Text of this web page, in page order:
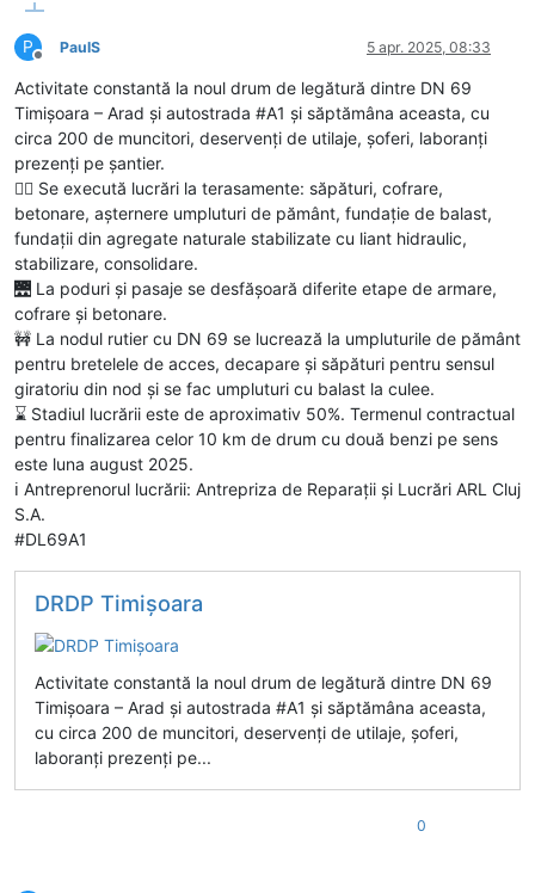
P
Deconectat
PaulS 5 apr. 2025, 08:33
Activitate constantă la noul drum de legătură dintre DN 69
Timișoara – Arad și autostrada #A1 și săptămâna aceasta, cu
circa 200 de muncitori, deservenți de utilaje, șoferi, laboranți
prezenți pe șantier.
👷‍♂️ Se execută lucrări la terasamente: săpături, cofrare,
betonare, așternere umpluturi de pământ, fundație de balast,
fundații din agregate naturale stabilizate cu liant hidraulic,
stabilizare, consolidare.
🌉 La poduri și pasaje se desfășoară diferite etape de armare,
cofrare și betonare.
🚧 La nodul rutier cu DN 69 se lucrează la umpluturile de pământ
pentru bretelele de acces, decapare și săpături pentru sensul
giratoriu din nod și se fac umpluturi cu balast la culee.
⌛ Stadiul lucrării este de aproximativ 50%. Termenul contractual
pentru finalizarea celor 10 km de drum cu două benzi pe sens
este luna august 2025.
ℹ️ Antreprenorul lucrării: Antrepriza de Reparații și Lucrări ARL Cluj
S.A.
#DL69A1
DRDP Timişoara
Activitate constantă la noul drum de legătură dintre DN 69
Timișoara – Arad și autostrada #A1 și săptămâna aceasta,
cu circa 200 de muncitori, deservenți de utilaje, șoferi,
laboranți prezenți pe...
0